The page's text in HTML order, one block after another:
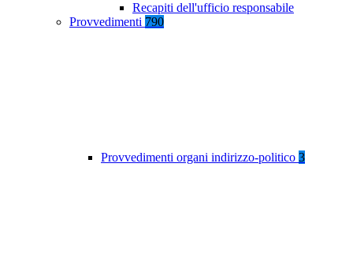
Recapiti dell'ufficio responsabile
Provvedimenti 790
Provvedimenti organi indirizzo-politico 3